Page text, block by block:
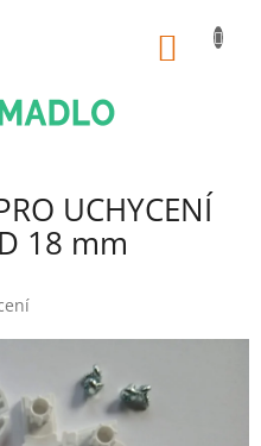
UCHYCENÍ
18 mm